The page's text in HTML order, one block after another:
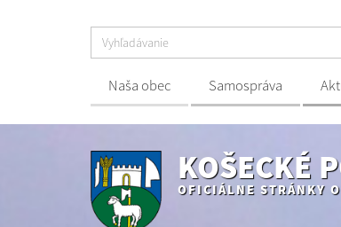
Naša obec Samospráva
KOŠECKÉ
OFICIÁLNE STRÁNKY